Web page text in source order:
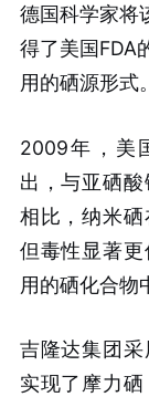
德国科学家将
得了美国FDA
用的硒源形式。
2009年，美
出，与亚硒
相比，纳米硒
但毒性显著
用的硒化合物
吉隆达集团采
实现了摩力